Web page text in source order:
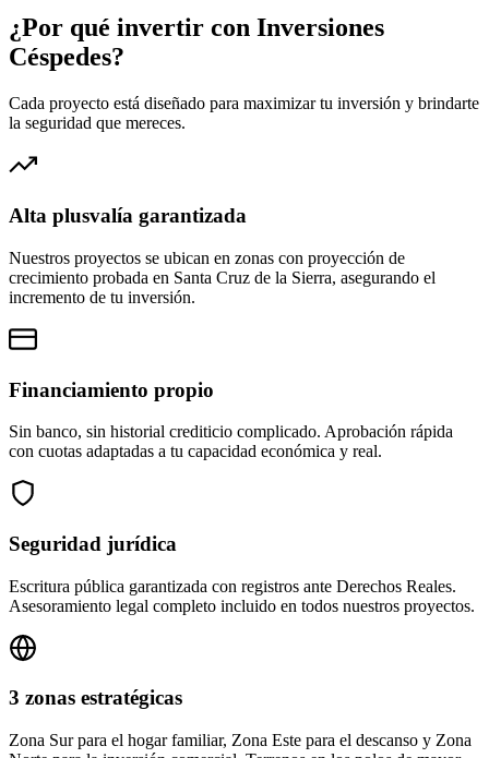
¿Por qué invertir con Inversiones
Céspedes?
Cada proyecto está diseñado para maximizar tu inversión y brindarte
la seguridad que mereces.
Alta plusvalía garantizada
Nuestros proyectos se ubican en zonas con proyección de
crecimiento probada en Santa Cruz de la Sierra, asegurando el
incremento de tu inversión.
Financiamiento propio
Sin banco, sin historial crediticio complicado. Aprobación rápida
con cuotas adaptadas a tu capacidad económica y real.
Seguridad jurídica
Escritura pública garantizada con registros ante Derechos Reales.
Asesoramiento legal completo incluido en todos nuestros proyectos.
3 zonas estratégicas
Zona Sur para el hogar familiar, Zona Este para el descanso y Zona